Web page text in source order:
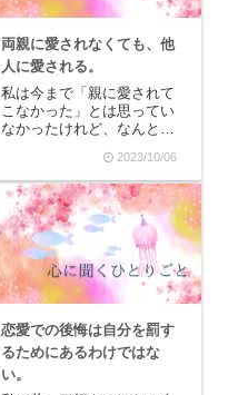
両親に愛されなくても、他
人に愛される。
私は今まで「親に愛されて
こなかった」とは思ってい
なかったけれど、なんとな
分」を知っていました。だ
から、ことあるごとに両親
に突っかかっては愛を確か
めようとしていたのかもし
れません。だけど、私の記
憶にある「両親の愛」と
い...
2023/10/06
恋愛での後悔は自分を罰す
るためにあるわけではな
い。